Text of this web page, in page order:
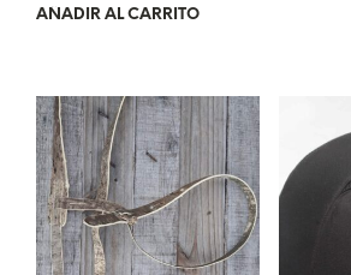
AÑADIR AL CARRITO